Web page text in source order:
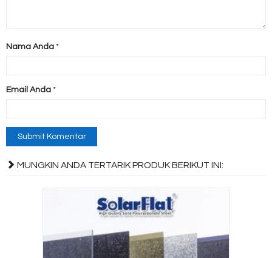
Nama Anda *
Email Anda *
MUNGKIN ANDA TERTARIK PRODUK BERIKUT INI: